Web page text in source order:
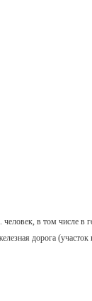
человек, в том числе
дорога